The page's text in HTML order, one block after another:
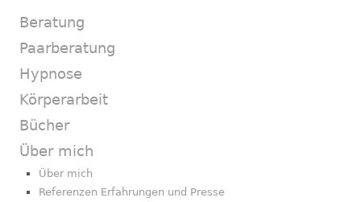
Beratung
Paarberatung
Hypnose
Körperarbeit
Bücher
Über mich
Über mich
Referenzen Erfahrungen und Presse